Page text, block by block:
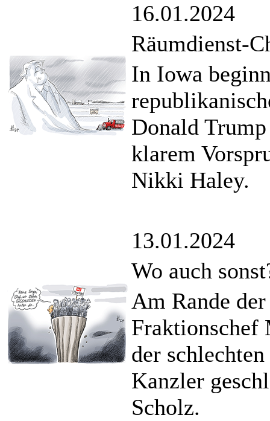
16.01.2024
Räumdienst-
In Iowa
Donald
klarem
Nikki Haley.
13.01.2024
Wo auch
Am Rande
Fraktionschef
der
Kanzler
Scholz.